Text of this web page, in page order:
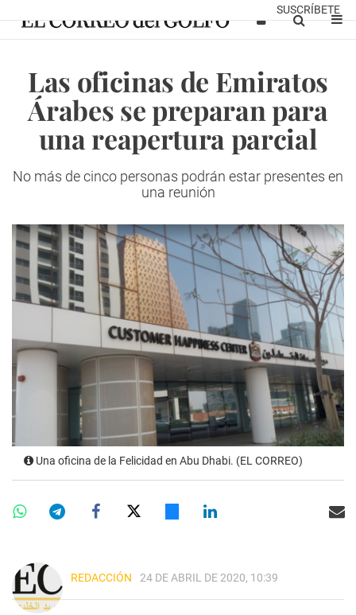
SUSCRÍBETE
Las oficinas de Emiratos
Árabes se preparan para
una reapertura parcial
No más de cinco personas podrán estar presentes en
una reunión
Una oficina de la Felicidad en Abu Dhabi. (EL CORREO)
REDACCIÓN 24 DE ABRIL DE 2020, 10:39